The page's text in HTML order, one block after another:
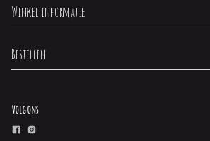
Winkel informatie
Bestellen
Volg ons